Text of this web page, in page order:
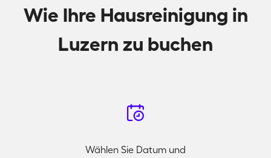
Wie Ihre Hausreinigung in
Luzern zu buchen
Wählen Sie Datum und